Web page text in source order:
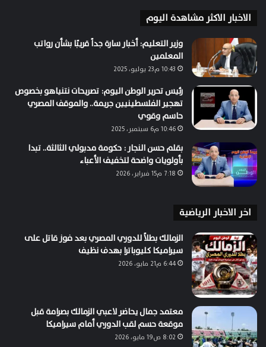
الاخبار الاكثر مشاهدة اليوم
وزير التعليم: أخبار سارة جداً قريبًا بشأن رواتب
المعلمين
10:43 م23 يوليو، 2025
رئيس تحرير الوطن اليوم: تصريحات نتنياهو بخصوص
تهجير الفلسطينيين جريمة.. والموقف المصري
حاسم وقوي
10:46 م6 سبتمبر، 2025
بقلم حسن النجار : حكومة مدبولي الثالثة.. تبدا
بأولويات واضحة لتخفيف الأعباء
7:18 م15 فبراير، 2026
اخر الاخبار الرياضية
الزمالك بطلاً للدوري المصري بعد فوز قاتل على
سيراميكا كليوباترا بهدف نظيف
6:44 م21 مايو، 2026
معتمد جمال يحاضر لاعبي الزمالك بصرامة قبل
موقعة حسم لقب الدوري أمام سيراميكا
8:02 ص19 مايو، 2026